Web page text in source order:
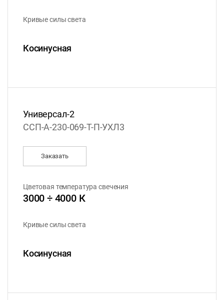
Кривые силы света
Косинусная
Универсал-2
ССП-А-230-069-Т-П-УХЛ3
Заказать
Цветовая температура свечения
3000 ÷ 4000 К
Кривые силы света
Косинусная